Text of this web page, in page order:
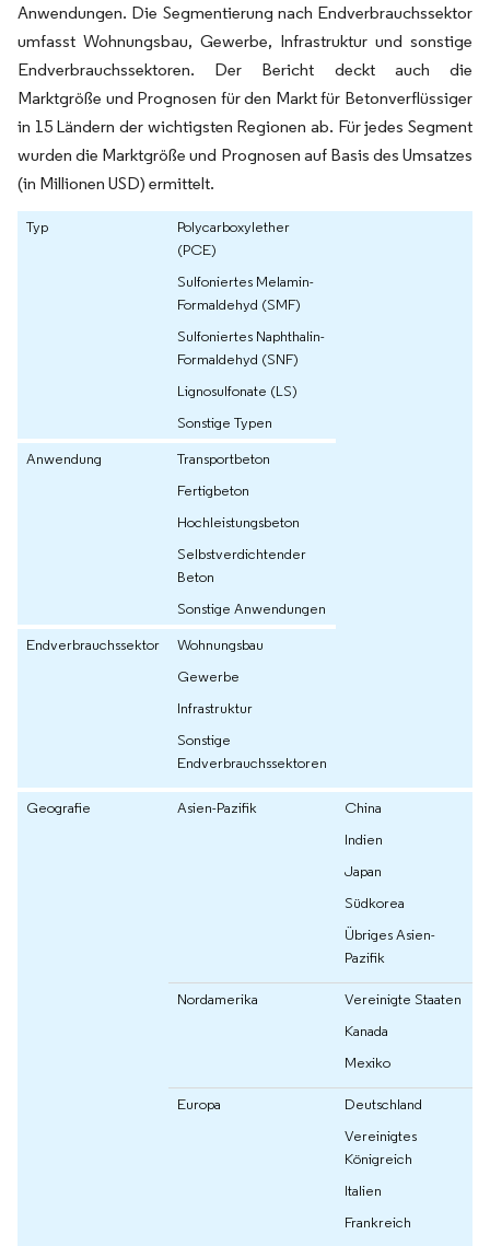
Anwendungen. Die Segmentierung nach Endverbrauchssektor
umfasst Wohnungsbau, Gewerbe, Infrastruktur und sonstige
Endverbrauchssektoren. Der Bericht deckt auch die
Marktgröße und Prognosen für den Markt für Betonverflüssiger
in 15 Ländern der wichtigsten Regionen ab. Für jedes Segment
wurden die Marktgröße und Prognosen auf Basis des Umsatzes
(in Millionen USD) ermittelt.
Typ
Polycarboxylether
(PCE)
Sulfoniertes Melamin-
Formaldehyd (SMF)
Sulfoniertes Naphthalin-
Formaldehyd (SNF)
Lignosulfonate (LS)
Sonstige Typen
Anwendung
Transportbeton
Fertigbeton
Hochleistungsbeton
Selbstverdichtender
Beton
Sonstige Anwendungen
Endverbrauchssektor
Wohnungsbau
Gewerbe
Infrastruktur
Sonstige
Endverbrauchssektoren
Geografie Asien-Pazifik
China
Indien
Japan
Südkorea
Übriges Asien-
Pazifik
Nordamerika
Vereinigte Staaten
Kanada
Mexiko
Europa
Deutschland
Vereinigtes
Königreich
Italien
Frankreich